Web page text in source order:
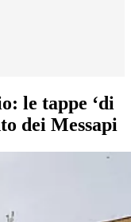
le tappe ‘di
dei Messapi